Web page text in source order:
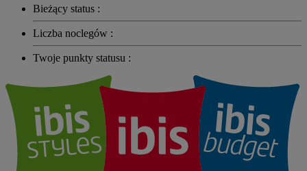
Bieżący status :
Liczba noclegów :
Twoje punkty statusu :